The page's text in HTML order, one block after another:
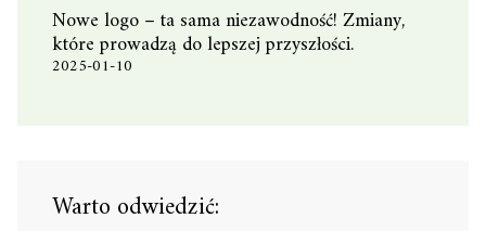
Nowe logo – ta sama niezawodność! Zmiany,
które prowadzą do lepszej przyszłości.
2025-01-10
Warto odwiedzić: